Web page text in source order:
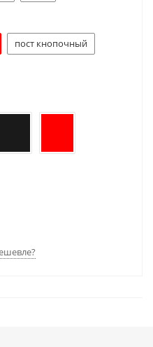
пост кнопочный